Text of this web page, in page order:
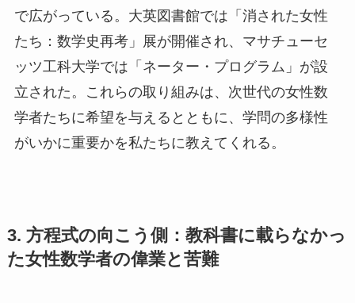
で広がっている。大英図書館では「消された女性
たち：数学史再考」展が開催され、マサチューセ
ッツ工科大学では「ネーター・プログラム」が設
立された。これらの取り組みは、次世代の女性数
学者たちに希望を与えるとともに、学問の多様性
がいかに重要かを私たちに教えてくれる。
3. 方程式の向こう側：教科書に載らなかっ
た女性数学者の偉業と苦難